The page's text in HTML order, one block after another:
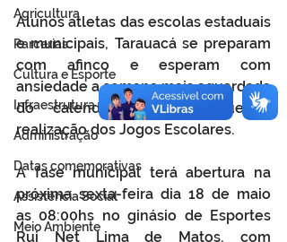
Agricultura
Parcerias
Cultura e Esporte
Infraestrutura
Administração
Datas comemorativas
Assistência Social
Meio Ambiente
Alunos atletas das escolas estaduais
e municipais, Tarauacá se preparam
com afinco e esperam com
ansiedade a semana mais aguardada
do calendário escolar, que é
realização dos Jogos Escolares.
A fase municipal terá abertura na
próxima sexta-feira dia 18 de maio
as 08:00hs no ginásio de Esportes
Rui Net Lima de Matos, com